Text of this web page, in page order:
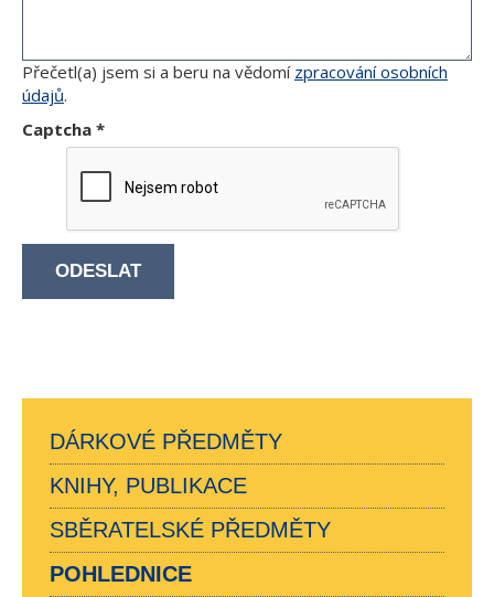
Přečetl(a) jsem si a beru na vědomí zpracování osobních
údajů.
Captcha *
ODESLAT
DÁRKOVÉ PŘEDMĚTY
KNIHY, PUBLIKACE
SBĚRATELSKÉ PŘEDMĚTY
POHLEDNICE